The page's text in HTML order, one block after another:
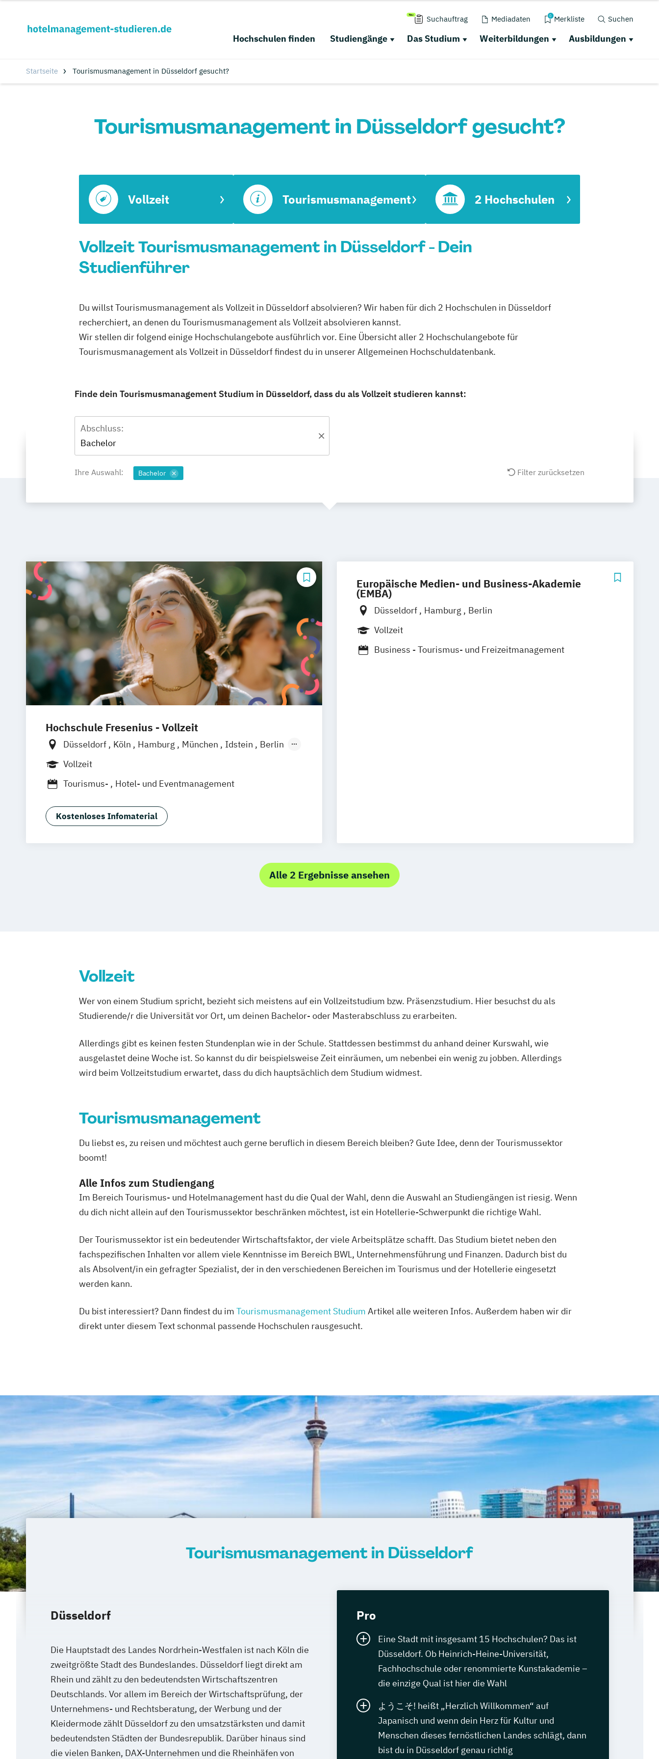
Suchauftrag Mediadaten 0 Merkliste Suchen
Hochschulen finden Studiengänge Das Studium Weiterbildungen Ausbildungen
Startseite Tourismusmanagement in Düsseldorf gesucht?
Tourismusmanagement in Düsseldorf gesucht?
Vollzeit Tourismusmanagement 2 Hochschulen
Vollzeit Tourismusmanagement in Düsseldorf - Dein
Studienführer
Du willst Tourismusmanagement als Vollzeit in Düsseldorf absolvieren? Wir haben für dich 2 Hochschulen in Düsseldorf
recherchiert, an denen du Tourismusmanagement als Vollzeit absolvieren kannst.
Wir stellen dir folgend einige Hochschulangebote ausführlich vor. Eine Übersicht aller 2 Hochschulangebote für
Tourismusmanagement als Vollzeit in Düsseldorf findest du in unserer Allgemeinen Hochschuldatenbank.
Finde dein Tourismusmanagement Studium in Düsseldorf, dass du als Vollzeit studieren kannst:
Abschluss:
Bachelor
Ihre Auswahl: Bachelor Filter zurücksetzen
Hochschule Fresenius - Vollzeit
Düsseldorf Köln Hamburg München Idstein
Berlin
Frankfurt am Main
Vollzeit
Tourismus-
Hotel- und Eventmanagement
Kostenloses Infomaterial
Europäische Medien- und Business-Akademie
(EMBA)
Düsseldorf Hamburg
Berlin
Vollzeit
Business - Tourismus- und Freizeitmanagement
Alle 2 Ergebnisse ansehen
Vollzeit
Wer von einem Studium spricht, bezieht sich meistens auf ein Vollzeitstudium bzw. Präsenzstudium. Hier besuchst du als
Studierende/r die Universität vor Ort, um deinen Bachelor- oder Masterabschluss zu erarbeiten.
Allerdings gibt es keinen festen Stundenplan wie in der Schule. Stattdessen bestimmst du anhand deiner Kurswahl, wie
ausgelastet deine Woche ist. So kannst du dir beispielsweise Zeit einräumen, um nebenbei ein wenig zu jobben. Allerdings
wird beim Vollzeitstudium erwartet, dass du dich hauptsächlich dem Studium widmest.
Tourismusmanagement
Du liebst es, zu reisen und möchtest auch gerne beruflich in diesem Bereich bleiben? Gute Idee, denn der Tourismussektor
boomt!
Alle Infos zum Studiengang
Im Bereich Tourismus- und Hotelmanagement hast du die Qual der Wahl, denn die Auswahl an Studiengängen ist riesig. Wenn
du dich nicht allein auf den Tourismussektor beschränken möchtest, ist ein Hotellerie-Schwerpunkt die richtige Wahl.
Der Tourismussektor ist ein bedeutender Wirtschaftsfaktor, der viele Arbeitsplätze schafft. Das Studium bietet neben den
fachspezifischen Inhalten vor allem viele Kenntnisse im Bereich BWL, Unternehmensführung und Finanzen. Dadurch bist du
als Absolvent/in ein gefragter Spezialist, der in den verschiedenen Bereichen im Tourismus und der Hotellerie eingesetzt
werden kann.
Du bist interessiert? Dann findest du im Tourismusmanagement Studium Artikel alle weiteren Infos. Außerdem haben wir dir
direkt unter diesem Text schonmal passende Hochschulen rausgesucht.
Tourismusmanagement in Düsseldorf
Düsseldorf
Die Hauptstadt des Landes Nordrhein-Westfalen ist nach Köln die
zweitgrößte Stadt des Bundeslandes. Düsseldorf liegt direkt am
Rhein und zählt zu den bedeutendsten Wirtschaftszentren
Deutschlands. Vor allem im Bereich der Wirtschaftsprüfung, der
Unternehmens- und Rechtsberatung, der Werbung und der
Kleidermode zählt Düsseldorf zu den umsatzstärksten und damit
bedeutendsten Städten der Bundesrepublik. Darüber hinaus sind
die vielen Banken, DAX-Unternehmen und die Rheinhäfen von
Pro
Eine Stadt mit insgesamt 15 Hochschulen? Das ist
Düsseldorf. Ob Heinrich-Heine-Universität,
Fachhochschule oder renommierte Kunstakademie –
die einzige Qual ist hier die Wahl
ようこそ! heißt „Herzlich Willkommen“ auf
Japanisch und wenn dein Herz für Kultur und
Menschen dieses fernöstlichen Landes schlägt, dann
bist du in Düsseldorf genau richtig